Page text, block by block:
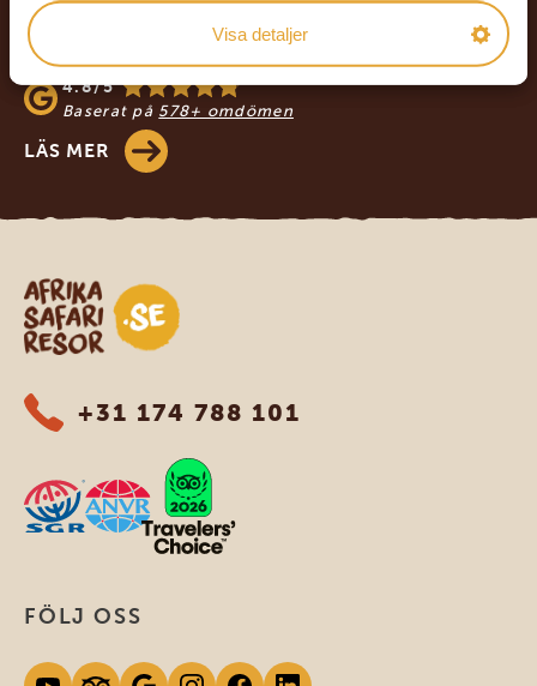
Visa detaljer
AFRIKA SAFARI RESOR
Baserat på933+ omdömen
4.8/5
Baserat på 578+ omdömen
LÄS MER
Safari-resor i Afrika
+31 174 788 101
FÖLJ OSS